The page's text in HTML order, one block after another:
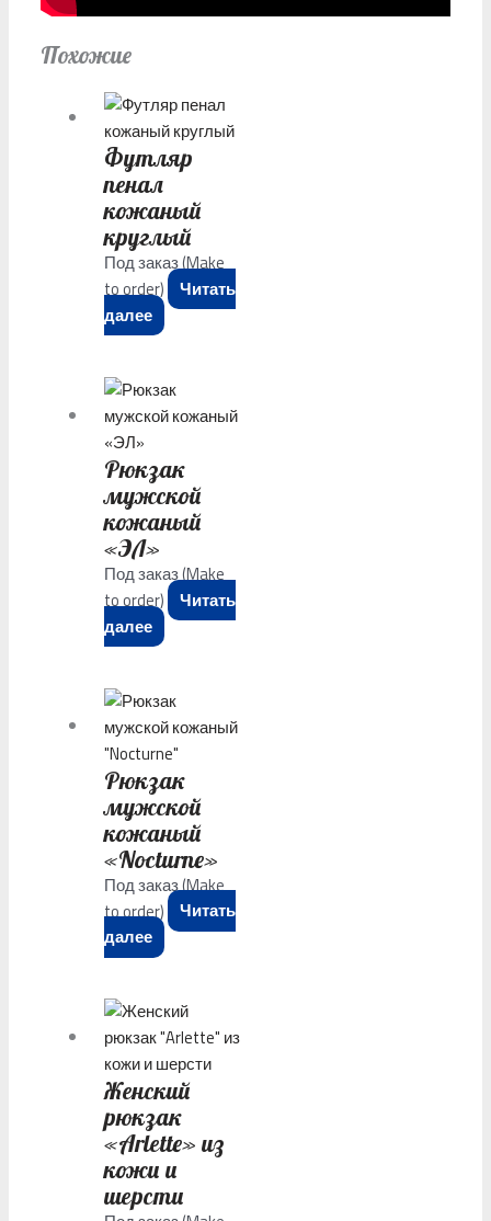
Похожие
Футляр
пенал
кожаный
круглый
Под заказ (Make
to order)
Читать
далее
Рюкзак
мужской
кожаный
«ЭЛ»
Под заказ (Make
to order)
Читать
далее
Рюкзак
мужской
кожаный
«Nocturne»
Под заказ (Make
to order)
Читать
далее
Женский
рюкзак
«Arlette» из
кожи и
шерсти